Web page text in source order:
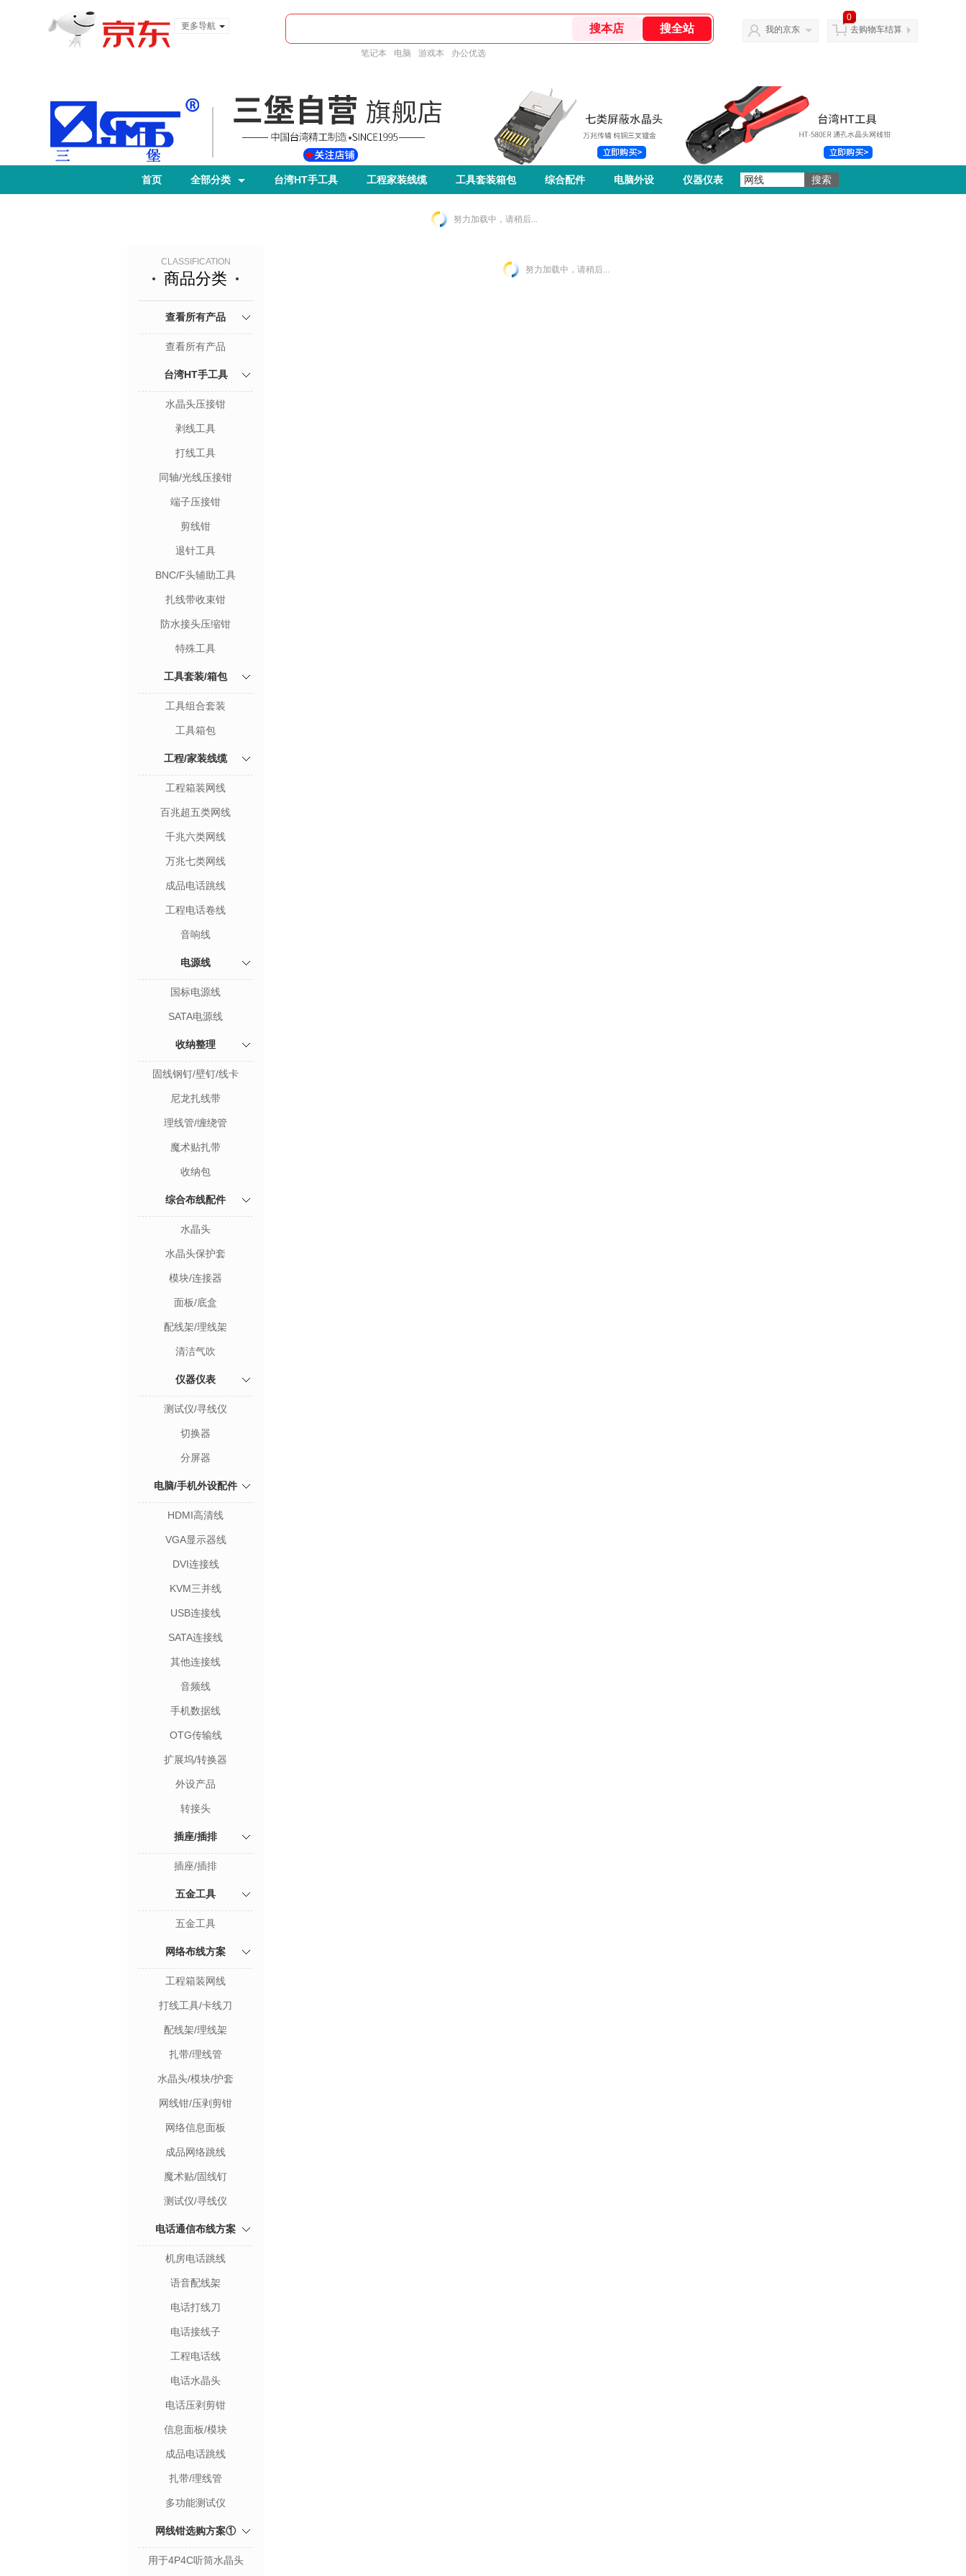
更多导航
笔记本 电脑 游戏本 办公优选
我的京东
0
去购物车结算
首页 全部分类 台湾HT手工具 工程家装线缆 工具套装箱包 综合配件 电脑外设 仪器仪表
努力加载中，请稍后...
CLASSIFICATION
商品分类
查看所有产品
查看所有产品
台湾HT手工具
水晶头压接钳
剥线工具
打线工具
同轴/光线压接钳
端子压接钳
剪线钳
退针工具
BNC/F头辅助工具
扎线带收束钳
防水接头压缩钳
特殊工具
工具套装/箱包
工具组合套装
工具箱包
工程/家装线缆
工程箱装网线
百兆超五类网线
千兆六类网线
万兆七类网线
成品电话跳线
工程电话卷线
音响线
电源线
国标电源线
SATA电源线
收纳整理
固线钢钉/壁钉/线卡
尼龙扎线带
理线管/缠绕管
魔术贴扎带
收纳包
综合布线配件
水晶头
水晶头保护套
模块/连接器
面板/底盒
配线架/理线架
清洁气吹
仪器仪表
测试仪/寻线仪
切换器
分屏器
电脑/手机外设配件
HDMI高清线
VGA显示器线
DVI连接线
KVM三并线
USB连接线
SATA连接线
其他连接线
音频线
手机数据线
OTG传输线
扩展坞/转换器
外设产品
转接头
插座/插排
插座/插排
五金工具
五金工具
网络布线方案
工程箱装网线
打线工具/卡线刀
配线架/理线架
扎带/理线管
水晶头/模块/护套
网线钳/压剥剪钳
网络信息面板
成品网络跳线
魔术贴/固线钉
测试仪/寻线仪
电话通信布线方案
机房电话跳线
语音配线架
电话打线刀
电话接线子
工程电话线
电话水晶头
电话压剥剪钳
信息面板/模块
成品电话跳线
扎带/理线管
多功能测试仪
网线钳选购方案①
用于4P4C听筒水晶头
努力加载中，请稍后...